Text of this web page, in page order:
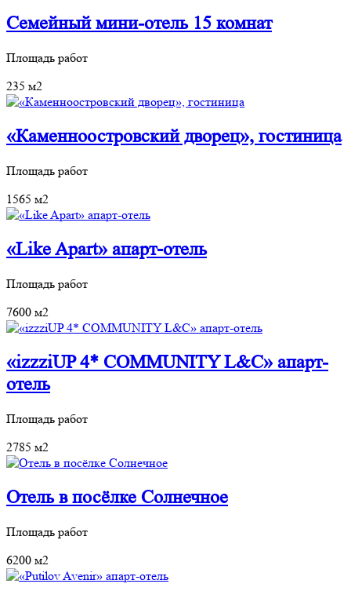
Семейный мини-отель 15 комнат
Площадь работ
235 м2
«Каменноостровский дворец», гостиница
Площадь работ
1565 м2
«Like Apart» апарт‐отель
Площадь работ
7600 м2
«izzziUP 4* COMMUNITY L&C» апарт-
отель
Площадь работ
2785 м2
Отель в посёлке Солнечное
Площадь работ
6200 м2